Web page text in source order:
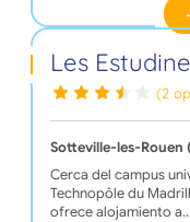
Les
(2
Sotteville-les-Rouen
Cerca del campus
Technopôle du
ofrece alojamiento a…